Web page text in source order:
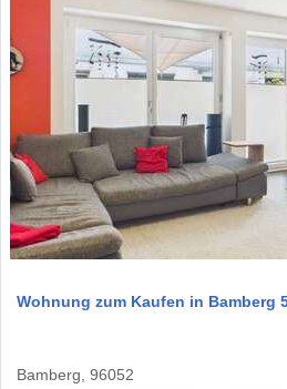
Wohnung zum Kaufen in Bamberg
Bamberg, 96052